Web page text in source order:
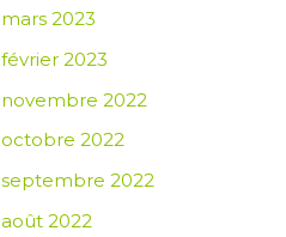
mars 2023
février 2023
novembre 2022
octobre 2022
septembre 2022
août 2022